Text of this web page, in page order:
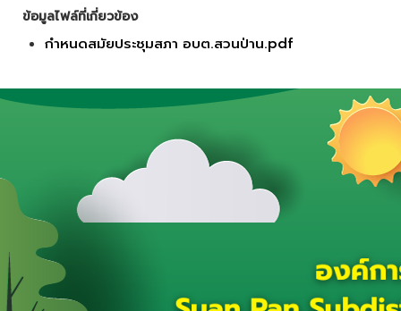
ข้อมูลไฟล์ที่เกี่ยวข้อง
กำหนดสมัยประชุมสภา อบต.สวนป่าน.pdf